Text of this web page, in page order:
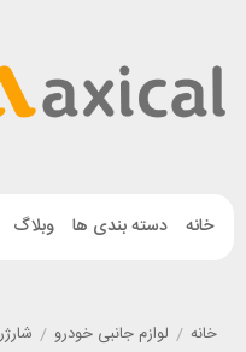
خانه دسته بندی ها وبلاگ
خانه / لوازم جانبی خودرو /